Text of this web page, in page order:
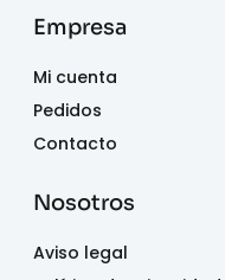
Empresa
Mi cuenta
Pedidos
Contacto
Nosotros
Aviso legal